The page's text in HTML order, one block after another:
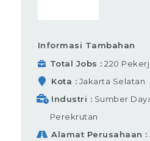
Informasi Tambahan
Total Jobs
220
Kota
Jakarta Selatan
Industri
Sumber
Perekrutan
Alamat Perusahaan